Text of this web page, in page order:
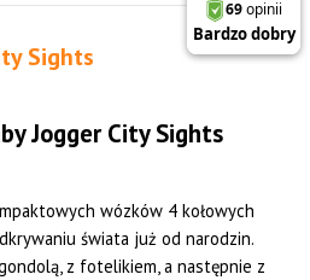
Sights
Jogger City Sights
wózków 4 kołowych
świata już od narodzin.
z fotelikiem, a następnie z